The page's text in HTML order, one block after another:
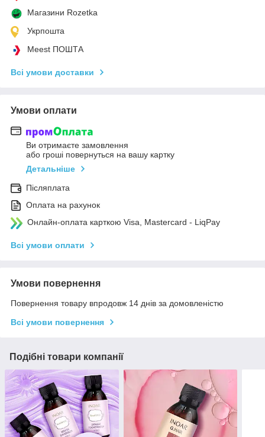
Магазини Rozetka
Укрпошта
Meest ПОШТА
Всі умови доставки
Умови оплати
Ви отримаєте замовлення
або гроші повернуться на вашу картку
Детальніше
Післяплата
Оплата на рахунок
Онлайн-оплата карткою Visa, Mastercard - LiqPay
Всі умови оплати
Умови повернення
Повернення товару впродовж 14 днів за домовленістю
Всі умови повернення
Подібні товари компанії